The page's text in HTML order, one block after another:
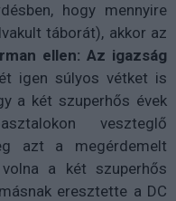
hogy mennyire
táborát), akkor az
ellen: Az igazság
igen súlyos vétket is
a két szuperhős évek
veszteglő
azt a megérdemelt
a két szuperhős
eresztette a DC